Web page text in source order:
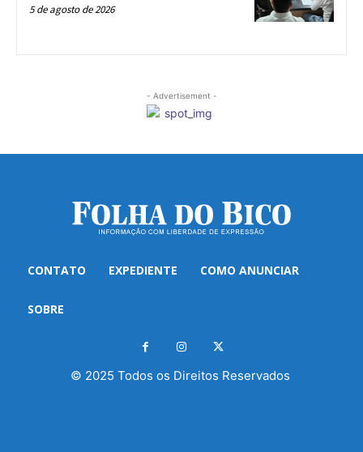
5 de agosto de 2026
- Advertisement -
CONTATO EXPEDIENTE COMO ANUNCIAR
SOBRE
© 2025 Todos os Direitos Reservados